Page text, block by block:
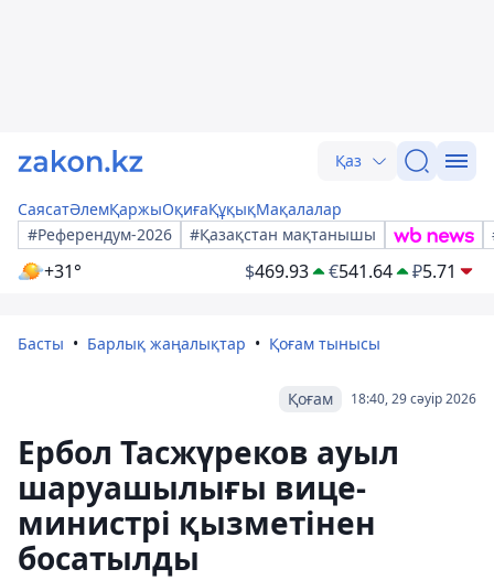
Қаз
СаясатӘлемҚаржыОқиғаҚұқықМақалалар
#Референдум-2026
#Қазақстан мақтанышы
+31° $469.93 €541.64 ₽5.71
Басты Барлық жаңалықтар Қоғам тынысы
18:40, 29 сәуір 2026
Қоғам
Ербол Тасжүреков ауыл
шаруашылығы вице-
министрі қызметінен
босатылды